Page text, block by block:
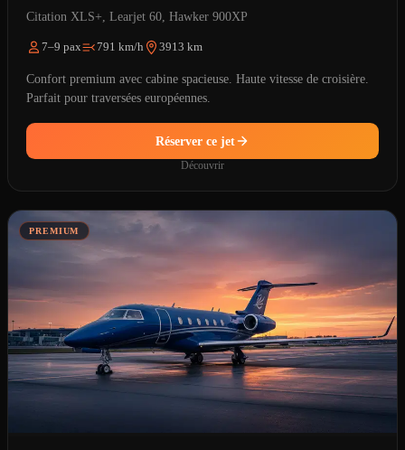
Citation XLS+, Learjet 60, Hawker 900XP
7–9 pax 791 km/h 3913 km
Confort premium avec cabine spacieuse. Haute vitesse de croisière.
Parfait pour traversées européennes.
Réserver ce jet
Découvrir
PREMIUM